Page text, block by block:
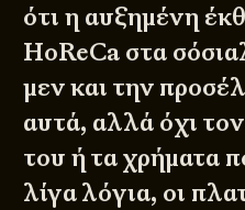
ότι η αυξημένη
HoReCa στα
μεν και την
αυτά, αλλά όχι
του ή τα χρήματα
λίγα λόγια, οι